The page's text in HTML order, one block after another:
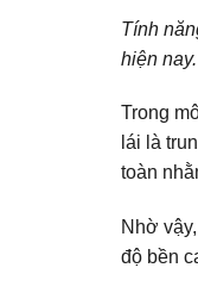
Tính
hiện
Trong
lái là
toàn
Nhờ
độ bền